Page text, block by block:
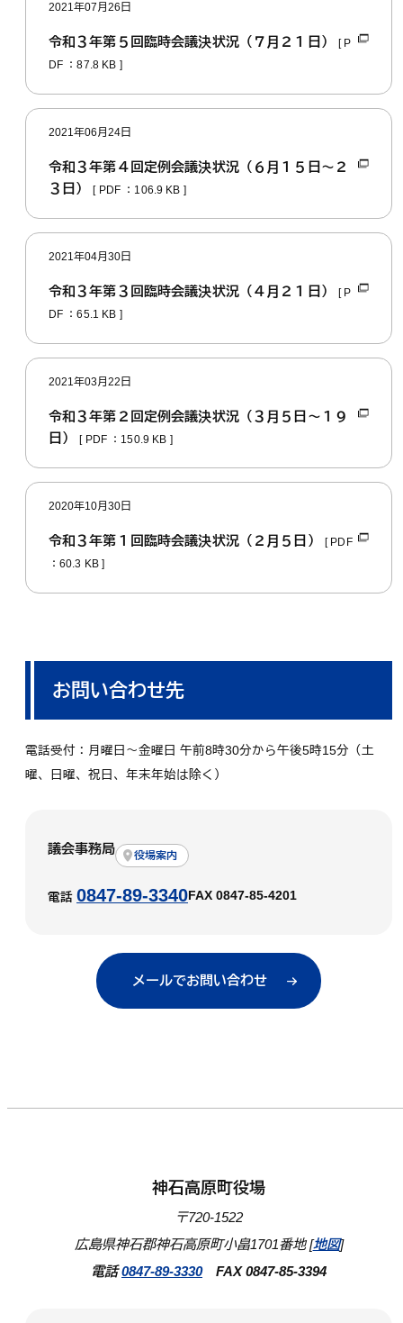
2021年07月26日
令和３年第５回臨時会議決状況（７月２１日）[ P
DF ：87.8 KB ]
2021年06月24日
令和３年第４回定例会議決状況（６月１５日～２
３日）[ PDF ：106.9 KB ]
2021年04月30日
令和３年第３回臨時会議決状況（４月２１日）[ P
DF ：65.1 KB ]
2021年03月22日
令和３年第２回定例会議決状況（３月５日～１９
日）[ PDF ：150.9 KB ]
2020年10月30日
令和３年第１回臨時会議決状況（２月５日）
[ PDF
：60.3 KB ]
お問い合わせ先
電話受付：月曜日～金曜日 午前8時30分から午後5時15分（土
曜、日曜、祝日、年末年始は除く）
議会事務局 役場案内
電話 0847-89-3340 FAX 0847-85-4201
メールでお問い合わせ
神石高原町役場
〒720-1522
広島県神石郡神石高原町小畠1701番地 [地図]
電話0847-89-3330FAX 0847-85-3394